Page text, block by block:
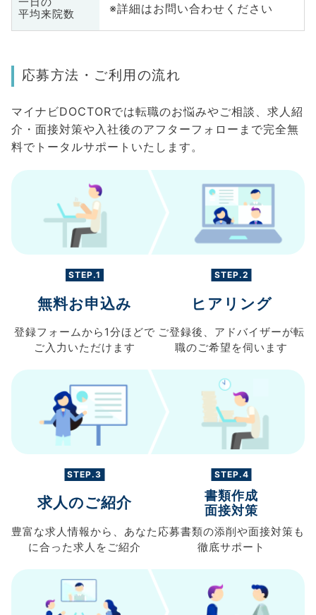
平均来院数
※詳細はお問い合わせください
応募方法・ご利用の流れ
マイナビDOCTORでは転職のお悩みやご相談、求人紹
介・面接対策や入社後のアフターフォローまで完全無
料でトータルサポートいたします。
STEP.1
無料お申込み
登録フォームから 1分ほどで
ご入力 いただけます
STEP.2
ヒアリング
ご登録後、 アドバイザーが転
職のご希望を伺います
STEP.3
求人のご紹介
豊富な求人情報から、 あなた
に合った求人を ご紹介
STEP.4
書類作成
面接対策
応募書類の添削や面接対策も
徹底サポート